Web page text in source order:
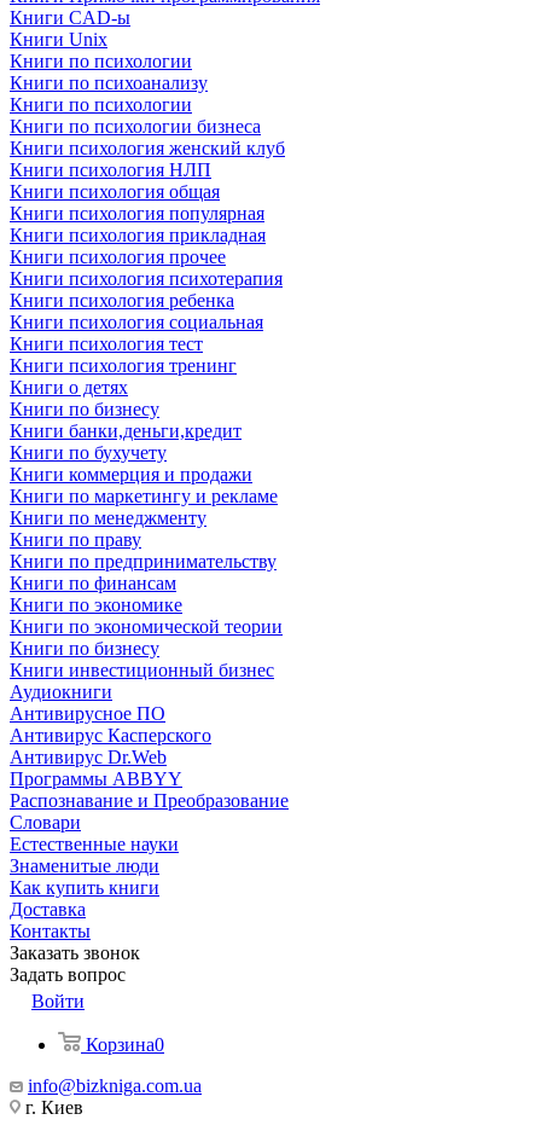
Книги CAD-ы
Книги Unix
Книги по психологии
Книги по психоанализу
Книги по психологии
Книги по психологии бизнеса
Книги психология женский клуб
Книги психология НЛП
Книги психология общая
Книги психология популярная
Книги психология прикладная
Книги психология прочее
Книги психология психотерапия
Книги психология ребенка
Книги психология социальная
Книги психология тест
Книги психология тренинг
Книги о детях
Книги по бизнесу
Книги банки,деньги,кредит
Книги по бухучету
Книги коммерция и продажи
Книги по маркетингу и рекламе
Книги по менеджменту
Книги по праву
Книги по предпринимательству
Книги по финансам
Книги по экономике
Книги по экономической теории
Книги по бизнесу
Книги инвестиционный бизнес
Аудиокниги
Антивирусное ПО
Антивирус Касперского
Антивирус Dr.Web
Программы ABBYY
Распознавание и Преобразование
Словари
Естественные науки
Знаменитые люди
Как купить книги
Доставка
Контакты
Заказать звонок
Задать вопрос
Войти
Корзина0
info@bizkniga.com.ua
г. Киев